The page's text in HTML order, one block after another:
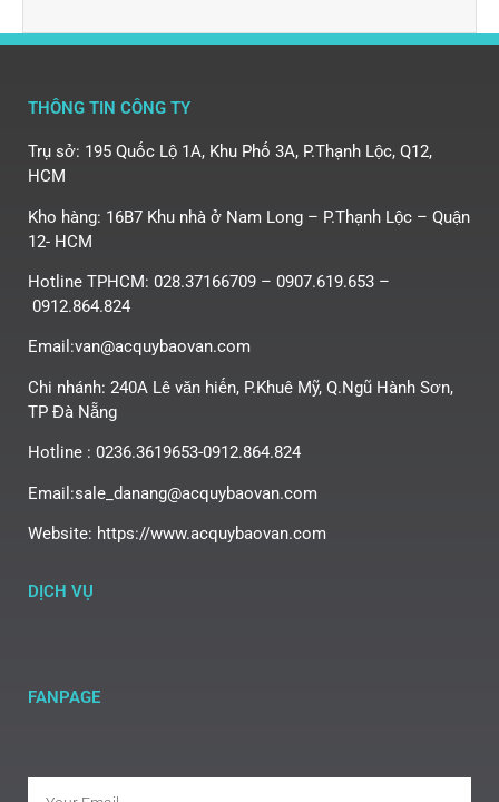
THÔNG TIN CÔNG TY
Trụ sở: 195 Quốc Lộ 1A, Khu Phố 3A, P.Thạnh Lộc, Q12,
HCM
Kho hàng: 16B7 Khu nhà ở Nam Long – P.Thạnh Lộc – Quận
12- HCM
Hotline TPHCM: 028.37166709 – 0907.619.653 –
0912.864.824
Email:van@acquybaovan.com
Chi nhánh: 240A Lê văn hiến, P.Khuê Mỹ, Q.Ngũ Hành Sơn,
TP Đà Nẵng
Hotline : 0236.3619653-0912.864.824
Email:sale_danang@acquybaovan.com
Website: https://www.acquybaovan.com
DỊCH VỤ
FANPAGE